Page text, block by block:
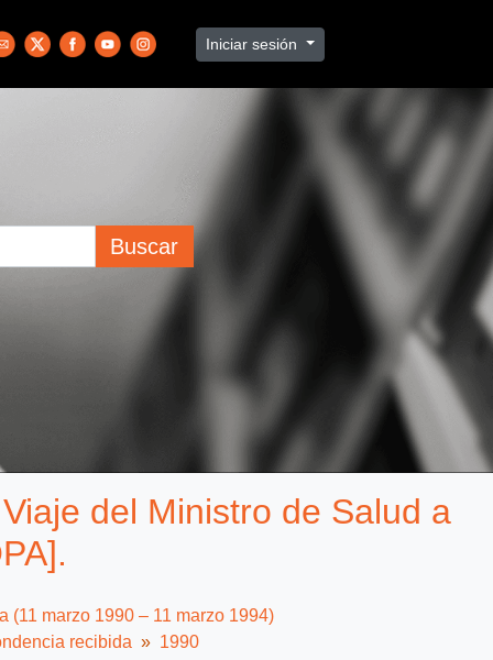
Iniciar sesión
Buscar
del Ministro de Salud a
(11 marzo 1990 – 11 marzo 1994)
recibida
1990